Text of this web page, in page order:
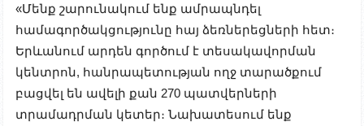
«Մենք շարունակում ենք ամրապնդել
համագործակցությունը հայ ձեռներեցների հետ։
Երևանում արդեն գործում է տեսակավորման
կենտրոն, հանրապետության ողջ տարածքում
բացվել են ավելի քան 270 պատվերների
տրամադրման կետեր։ Նախատեսում ենք